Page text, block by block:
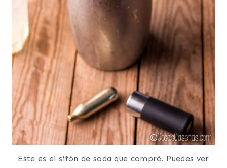
Este es el sifón de soda que compré. Puedes ver